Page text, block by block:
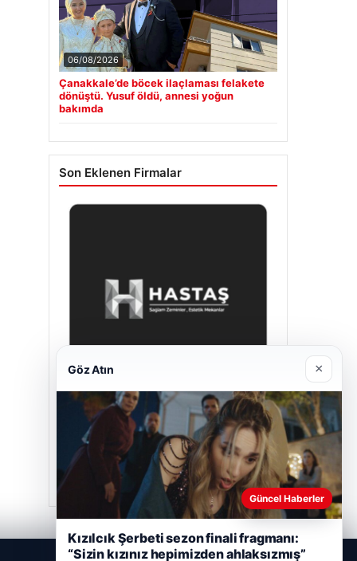
06/08/2026
Çanakkale’de böcek ilaçlaması felakete
dönüştü. Yusuf öldü, annesi yoğun
bakımda
Son Eklenen Firmalar
Hastaş Beton
26/05/2026
Göz Atın ×
Güncel Haberler
Kızılcık Şerbeti sezon finali fragmanı:
“Sizin kızınız hepimizden ahlaksızmış”